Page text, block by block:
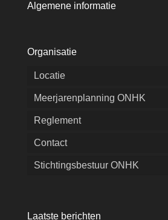
Algemene informatie
Organisatie
Locatie
Meerjarenplanning ONHK
Reglement
Contact
Stichtingsbestuur ONHK
Laatste berichten